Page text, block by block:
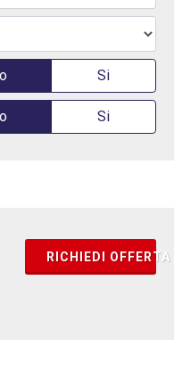
Si
Si
RICHIEDI OFFERTA